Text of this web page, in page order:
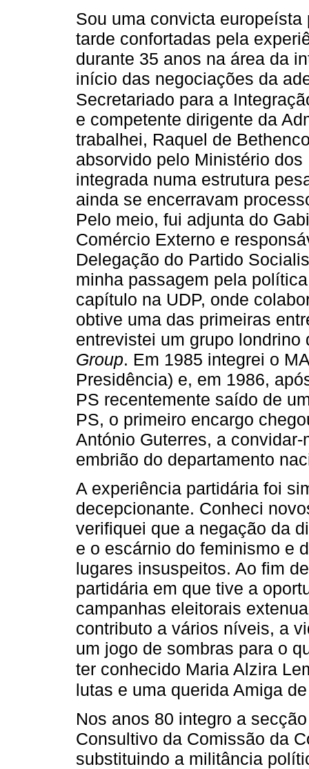
Sou uma convicta
tarde confortadas pela
durante 35 anos na área da
início das negociações da
Secretariado para a
e competente dirigente da
trabalhei, Raquel de
absorvido pelo Ministério
integrada numa estrutura
ainda se encerravam
Pelo meio, fui adjunta do
Comércio Externo e
Delegação do Partido
minha passagem pela
capítulo na UDP, onde
obtive uma das primeiras
entrevistei um grupo
Group. Em 1985 integrei o
Presidência) e, em 1986,
PS recentemente saído de
PS, o primeiro encargo
António Guterres, a
embrião do departamento
A experiência partidária foi
decepcionante. Conheci
verifiquei que a negação da
e o escárnio do feminismo e
lugares insuspeitos. Ao fim
partidária em que tive a
campanhas eleitorais
contributo a vários níveis, a
um jogo de sombras para o
ter conhecido Maria Alzira
lutas e uma querida Amiga
Nos anos 80 integro a
Consultivo da Comissão da
substituindo a militância